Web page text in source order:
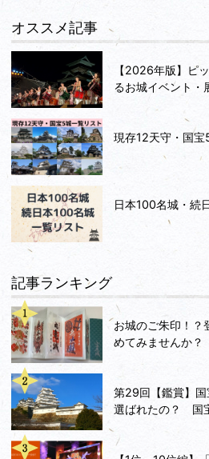
オススメ記事
【2026年版】ピ
るお城イベント・
現存12天守・国宝
日本100名城・続
記事ランキング
お城のご朱印！？
めてみませんか？
第29回【鑑賞】
選ばれたの？ 国